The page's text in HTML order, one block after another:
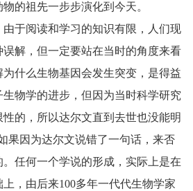
的祖先一步步演化到今天。
由于阅读和学习的知识有限，人们现
解，但一定要站在当时的角度来看
什么生物基因会发生突变，是得益
物学的进步，但因为当时科学研究
的，所以达尔文直到去世也没能明
果因为达尔文说错了一句话，来否
任何一个学说的形成，实际上是在
，由后来100多年一代代生物学家